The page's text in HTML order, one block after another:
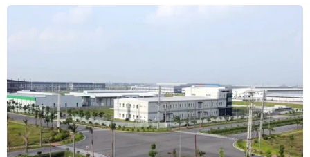
03/08/2026 07:40
Kỳ họp không thường
lệ thứ Nhất, Quốc hội khóa XVI